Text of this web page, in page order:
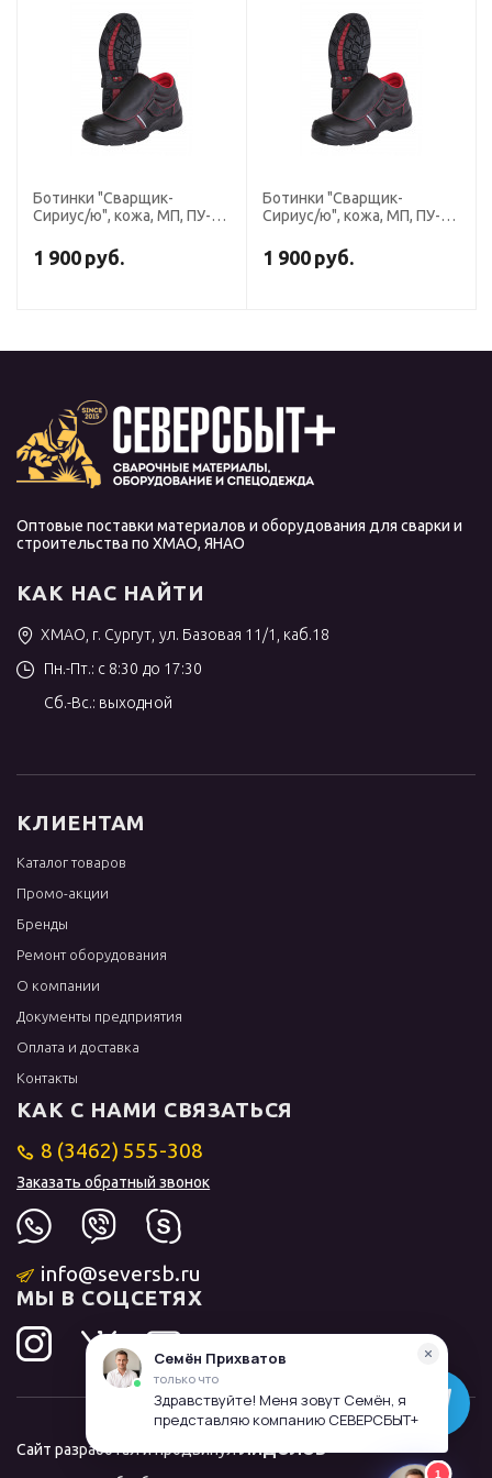
Ботинки "Сварщик-
Сириус/ю", кожа, МП, ПУ-
1 900 руб.
Ботинки "Сварщик-
Сириус/ю", кожа, МП, ПУ-
1 900 руб.
Оптовые поставки материалов и оборудования для сварки и
строительства по ХМАО, ЯНАО
КАК НАС НАЙТИ
ХМАО, г. Сургут, ул. Базовая 11/1, каб.18
Пн.-Пт.: с 8:30 до 17:30
Сб.-Вс.: выходной
КЛИЕНТАМ
Каталог товаров
Промо-акции
Бренды
Ремонт оборудования
О компании
Документы предприятия
Оплата и доставка
Контакты
КАК С НАМИ СВЯЗАТЬСЯ
8 (3462) 555-308
Заказать обратный звонок
info@seversb.ru
МЫ В СОЦСЕТЯХ
Сайт разработал и продвинулЛИДОЛОВ